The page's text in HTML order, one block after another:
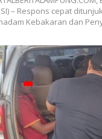
– Respons cepat
Kebakaran dan